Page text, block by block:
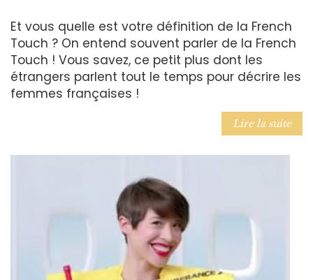
Et vous quelle est votre définition de la French
Touch ? On entend souvent parler de la French
Touch ! Vous savez, ce petit plus dont les
étrangers parlent tout le temps pour décrire les
femmes françaises !
Lire la suite